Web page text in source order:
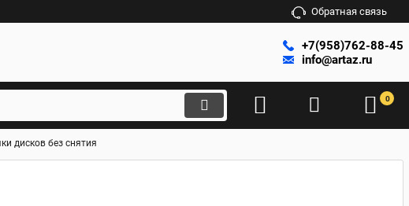
Обратная связь
+7(958)762-88-45
info@artaz.ru
0
дисков без снятия